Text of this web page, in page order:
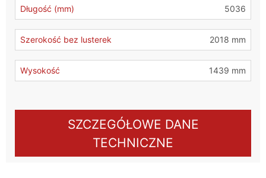
Długość (mm) 5036
Szerokość bez lusterek 2018 mm
Wysokość 1439 mm
SZCZEGÓŁOWE DANE
TECHNICZNE